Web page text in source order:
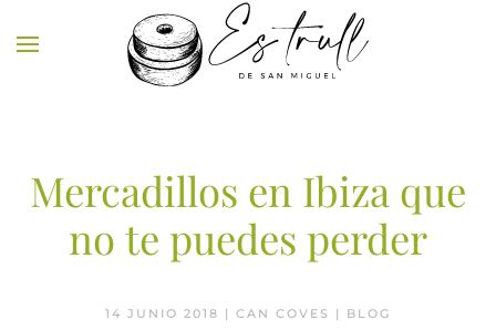
Skip to main content
Mercadillos en Ibiza que
no te puedes perder
14 JUNIO 2018 | CAN COVES | BLOG